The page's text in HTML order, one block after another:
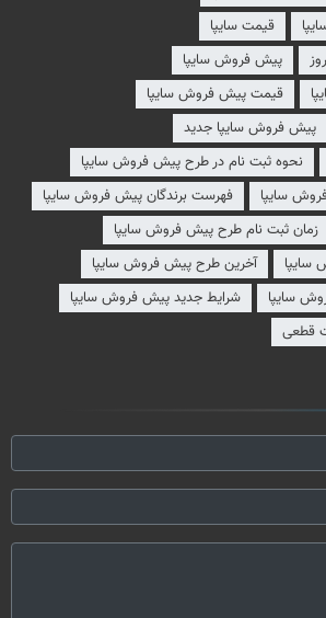
قیمت سایپا
پیش فروش سایپا
قیمت پیش فروش سایپا
پیش فروش سایپا جدید
نحوه ثبت نام در طرح پیش فروش سایپا
سایپا
فهرست برندگان پیش فروش سایپا
زمان ثبت نام طرح پیش فروش سایپا
سایپا
آخرین طرح پیش فروش سایپا
سایپا
شرایط جدید پیش فروش سایپا
قطعی